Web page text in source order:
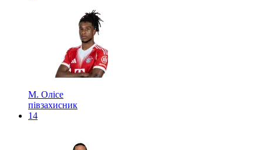
М. Олісе
півзахисник
14